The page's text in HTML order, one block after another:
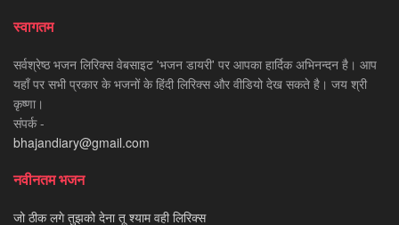
स्वागतम
सर्वश्रेष्ठ भजन लिरिक्स वेबसाइट 'भजन डायरी' पर आपका हार्दिक अभिनन्दन है। आप
यहाँ पर सभी प्रकार के भजनों के हिंदी लिरिक्स और वीडियो देख सकते है। जय श्री
कृष्णा।
संपर्क -
bhajandiary@gmail.com
नवीनतम भजन
जो ठीक लगे तुझको देना तू श्याम वही लिरिक्स